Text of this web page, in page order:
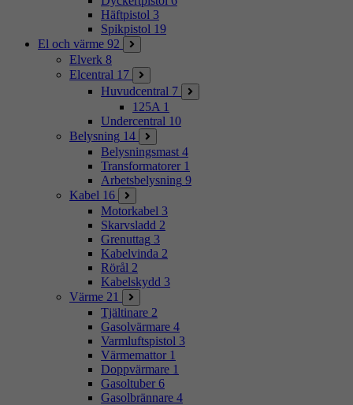
Häftpistol 3
Spikpistol 19
El och värme 92
Elverk 8
Elcentral 17
Huvudcentral 7
125A 1
Undercentral 10
Belysning 14
Belysningsmast 4
Transformatorer 1
Arbetsbelysning 9
Kabel 16
Motorkabel 3
Skarvsladd 2
Grenuttag 3
Kabelvinda 2
Rörål 2
Kabelskydd 3
Värme 21
Tjältinare 2
Gasolvärmare 4
Varmluftspistol 3
Värmemattor 1
Doppvärmare 1
Gasoltuber 6
Gasolbrännare 4